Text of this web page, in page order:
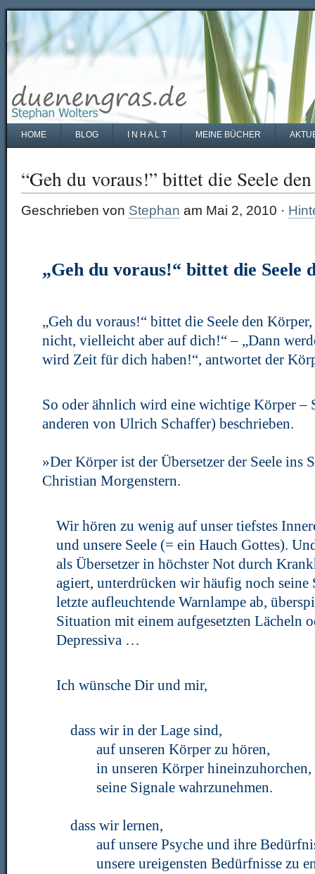
HOME BLOG I N H A L T MEINE BÜCHER
“Geh du voraus!” bittet die Seele
Geschrieben von Stephan am Mai 2, 2010 ·
„Geh du voraus!“ bittet die
„Geh du voraus!“ bittet die Seele den
nicht, vielleicht aber auf dich!“ – „Dann
wird Zeit für dich haben!“, antwortet der
So oder ähnlich wird eine wichtige Körper –
anderen von Ulrich Schaffer) beschrieben.
»Der Körper ist der Übersetzer der Seele ins
Christian Morgenstern.
Wir hören zu wenig auf unser tiefstes
und unsere Seele (= ein Hauch Gottes).
als Übersetzer in höchster Not durch
agiert, unterdrücken wir häufig noch seine
letzte aufleuchtende Warnlampe ab,
Situation mit einem aufgesetzten Lächeln
Depressiva …
Ich wünsche Dir und mir,
dass wir in der Lage sind,
auf unseren Körper zu hören,
in unseren Körper hineinzuhorchen,
seine Signale wahrzunehmen.
dass wir lernen,
auf unsere Psyche und ihre
unsere ureigensten Bedürfnisse zu